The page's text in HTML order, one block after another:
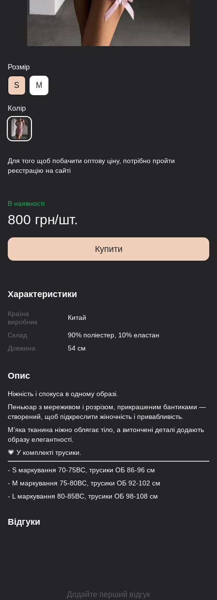
Розмір
S M
Колір
Для того щоб побачити оптову ціну, потрібно пройти
реєстрацію на сайті
В наявності
800 грн/шт.
Купити
Характеристики
Країна
виробник
Китай
Склад
90% поліестер, 10% еластан
Довжина
54 см
Опис
Ніжність і спокуса в одному образі.
Пеньюар з мереживом і розрізом, прикрашеним бантиками —
створений, щоб підкреслити жіночність і привабливість.
М’яка тканина ніжно облягає тіло, а витончені деталі додають
образу елегантності.
💗 У комплекті трусики.
- S маркування 70-75ВС, трусики ОБ 86-96 см
- M маркування 75-80ВС, трусики ОБ 92-102 см
- L маркування 80-85BC, трусики ОБ 98-108 см
Відгуки
Додайте перший відгук